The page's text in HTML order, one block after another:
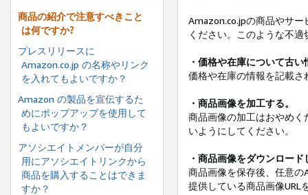
商品の紹介で注意すべきこと
は何ですか?
プレスリリースに
Amazon.co.jp の名称やリンク
を入れてもよいですか？
Amazon の製品を宣伝するた
めにポップアップを使用して
もよいですか？
アソシエイトメンバーが自分
用にアソシエイトリンクから
商品を購入することはできま
すか？
Amazon.co.jpの商品やサ
ください。このような不
・価格や在庫について古
価格や在庫の情報を記載
・商品画像を加工する。
商品画像の加工はおやめ
いようにしてください。
・商品画像をダウンロー
商品画像を保存後、任意
提供している商品画像URL